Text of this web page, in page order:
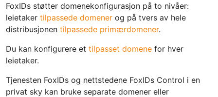
FoxIDs støtter domenekonfigurasjon på to nivåer:
leietaker tilpassede domener og på tvers av hele
distribusjonen tilpassede primærdomener.
Du kan konfigurere et tilpasset domene for hver
leietaker.
Tjenesten FoxIDs og nettstedene FoxIDs Control i en
privat sky kan bruke separate domener eller